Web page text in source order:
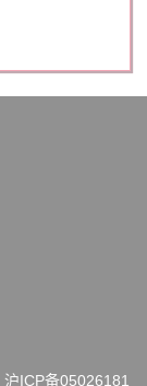
沪ICP备05026181